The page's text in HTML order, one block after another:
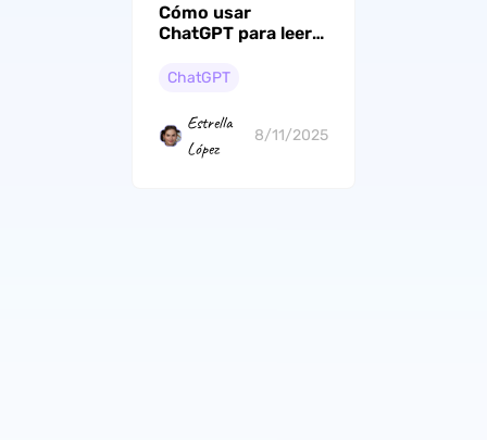
Cómo usar
ChatGPT para leer
métodos
ChatGPT
Estrella
López
8/11/2025